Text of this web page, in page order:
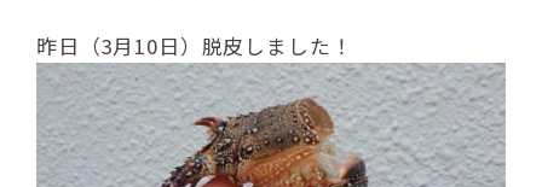
昨日（3月10日）脱皮しました！